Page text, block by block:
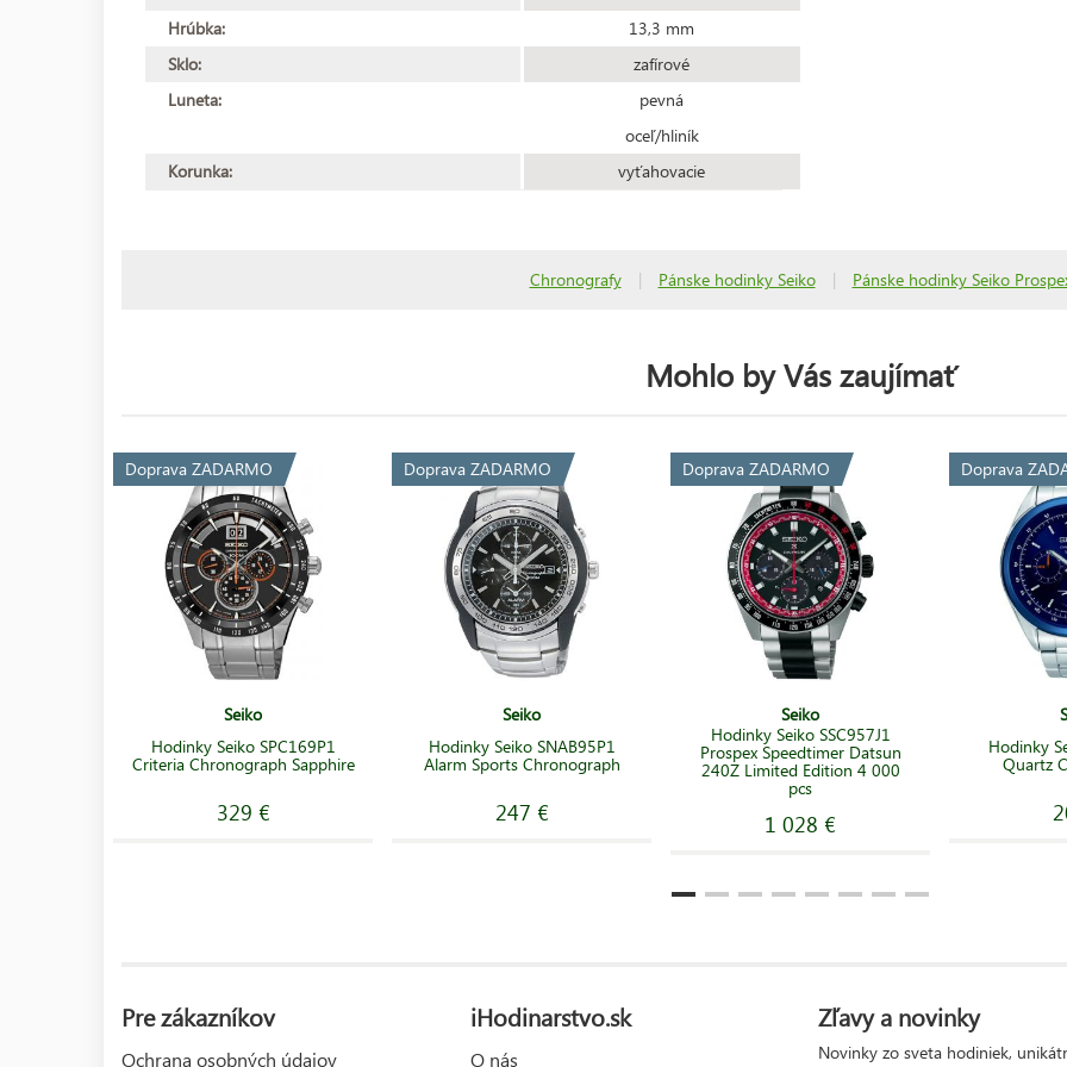
Hrúbka:
13,3 mm
Sklo:
zafírové
Luneta:
pevná
oceľ/hliník
Korunka:
vyťahovacie
Chronografy | Pánske hodinky Seiko | Pánske hodinky Seiko
Mohlo by Vás zaujímať
Doprava ZADARMO
Seiko
Hodinky Seiko SPC169P1
Criteria Chronograph Sapphire
329 €
Doprava ZADARMO
Seiko
Hodinky Seiko SNAB95P1
Alarm Sports Chronograph
247 €
Doprava ZADARMO
Seiko
Hodinky Seiko SSC957J1
Prospex Speedtimer Datsun
240Z Limited Edition 4 000
pcs
1 028 €
Doprava
Hodinky
Quartz
Pre zákazníkov
Ochrana osobných údajov
iHodinarstvo.sk
O nás
Zľavy a novinky
Novinky zo sveta hodiniek,